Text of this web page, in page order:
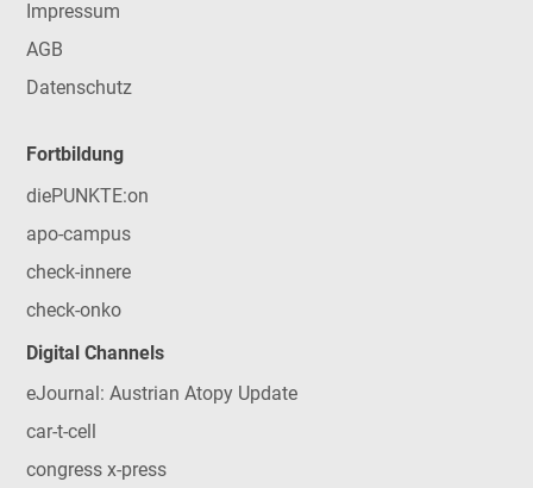
Impressum
AGB
Datenschutz
Fortbildung
diePUNKTE:on
apo-campus
check-innere
check-onko
Digital Channels
eJournal: Austrian Atopy Update
car-t-cell
congress x-press